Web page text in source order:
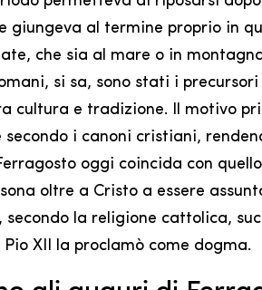
giungeva al termine proprio in
che sia al mare o in
si sa, sono stati i
cultura e tradizione. Il motivo
i canoni cristiani,
oggi coincida con quello
oltre a Cristo a essere
secondo la religione cattolica,
Pio XII la proclamò come dogma.